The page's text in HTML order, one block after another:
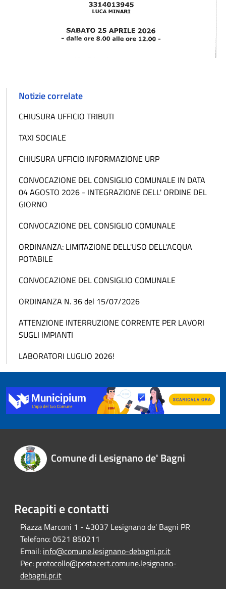
Notizie correlate
CHIUSURA UFFICIO TRIBUTI
TAXI SOCIALE
CHIUSURA UFFICIO INFORMAZIONE URP
CONVOCAZIONE DEL CONSIGLIO COMUNALE IN DATA
04 AGOSTO 2026 - INTEGRAZIONE DELL' ORDINE DEL
GIORNO
CONVOCAZIONE DEL CONSIGLIO COMUNALE
ORDINANZA: LIMITAZIONE DELL'USO DELL'ACQUA
POTABILE
CONVOCAZIONE DEL CONSIGLIO COMUNALE
ORDINANZA N. 36 del 15/07/2026
ATTENZIONE INTERRUZIONE CORRENTE PER LAVORI
SUGLI IMPIANTI
LABORATORI LUGLIO 2026!
Comune di Lesignano de' Bagni
Recapiti e contatti
Piazza Marconi 1 - 43037 Lesignano de' Bagni PR
Telefono:0521 850211
Email: info@comune.lesignano-debagni.pr.it
Pec: protocollo@postacert.comune.lesignano-
debagni.pr.it